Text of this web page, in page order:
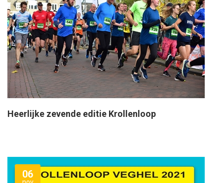
Heerlijke zevende editie Krollenloop
06